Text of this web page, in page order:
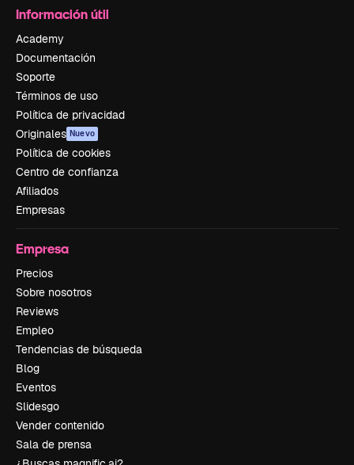
Información útil
Academy
Documentación
Soporte
Términos de uso
Política de privacidad
Originales Nuevo
Política de cookies
Centro de confianza
Afiliados
Empresas
Empresa
Precios
Sobre nosotros
Reviews
Empleo
Tendencias de búsqueda
Blog
Eventos
Slidesgo
Vender contenido
Sala de prensa